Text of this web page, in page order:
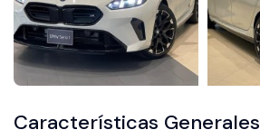
Características Generales